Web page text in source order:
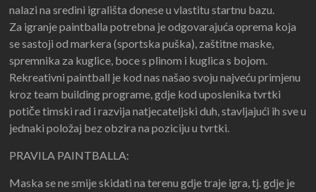
nalazi na sredini igrališta donese u vlastitu startnu bazu.
Za igranje paintballa potrebna je odgovarajuća oprema koja
se sastoji od markera (sportska puška), zaštitne maske,
spremnika za kuglice, boce s plinom i kuglica s bojom.
Rekreativni paintball je kod nas našao svoju najveću primjenu
kroz team building programe, gdje kod uposlenika tvrtki
potiče timski rad i razvija natjecateljski duh, stavljajući ih sve u
jednaki položaj bez obzira na poziciju u tvrtki.
PRAVILA PAINTBALLA:
Maska se ne smije skidati na terenu gdje traje igra, tj. gdje je